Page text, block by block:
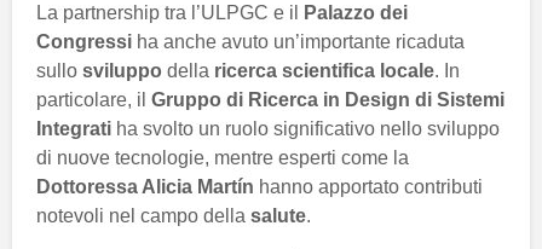
La partnership tra l’ULPGC e il
Palazzo dei
Congressi ha anche avuto un’importante ricaduta
sullo sviluppo della ricerca scientifica locale. In
particolare, il Gruppo di Ricerca in Design di Sistemi
Integrati ha svolto un ruolo significativo nello sviluppo
di nuove tecnologie, mentre esperti come la
Dottoressa Alicia Martín hanno apportato contributi
notevoli nel campo della salute.